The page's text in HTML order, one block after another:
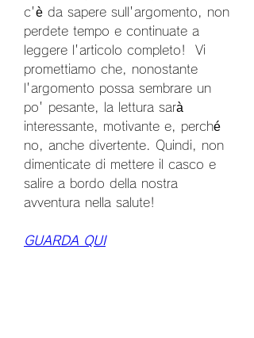
c'è da sapere sull'argomento, non
perdete tempo e continuate a
leggere l'articolo completo!  Vi
promettiamo che, nonostante
l'argomento possa sembrare un
po' pesante, la lettura sarà
interessante, motivante e, perché
no, anche divertente. Quindi, non
dimenticate di mettere il casco e
salire a bordo della nostra
avventura nella salute!
GUARDA QUI